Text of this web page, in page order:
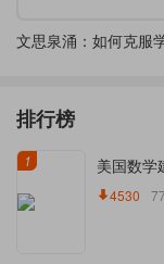
排行榜
1 美国数学
4530